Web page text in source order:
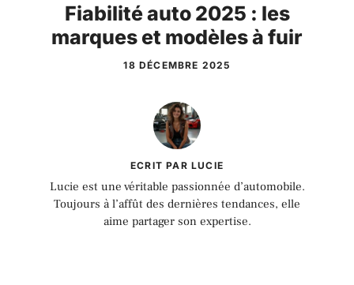
Fiabilité auto 2025 : les
marques et modèles à fuir
18 DÉCEMBRE 2025
ECRIT PAR LUCIE
Lucie est une véritable passionnée d’automobile.
Toujours à l’affût des dernières tendances, elle
aime partager son expertise.